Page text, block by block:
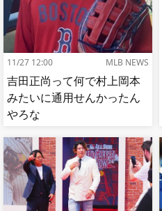
11/27 12:00 MLB NEWS
吉田正尚って何で村上岡本
みたいに通用せんかったん
やろな